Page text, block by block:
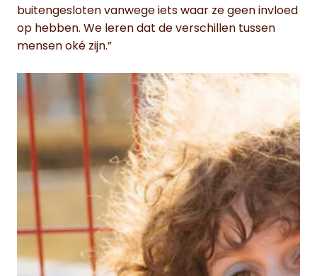
buitengesloten vanwege iets waar ze geen invloed
op hebben. We leren dat de verschillen tussen
mensen oké zijn.”